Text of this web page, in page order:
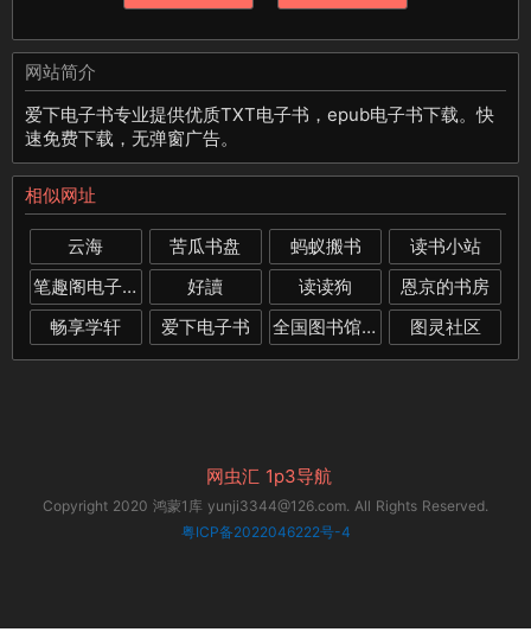
网站简介
爱下电子书专业提供优质TXT电子书，epub电子书下载。快
速免费下载，无弹窗广告。
相似网址
云海 苦瓜书盘 蚂蚁搬书
读书小站
笔趣阁电子书下载
好讀 读读狗
恩京的书房
畅享学轩
爱下电子书 全国图书馆参考咨询联盟 图灵社区
网虫汇 1p3导航
Copyright 2020 鸿蒙1库 yunji3344@126.com. All Rights Reserved.
粤ICP备2022046222号-4